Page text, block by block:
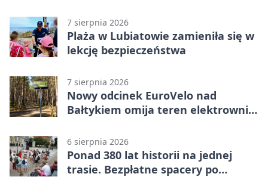
7 sierpnia 2026
Plaża w Lubiatowie zamieniła się w
lekcję bezpieczeństwa
7 sierpnia 2026
Nowy odcinek EuroVelo nad
Bałtykiem omija teren elektrowni
6 sierpnia 2026
Ponad 380 lat historii na jednej
trasie. Bezpłatne spacery po